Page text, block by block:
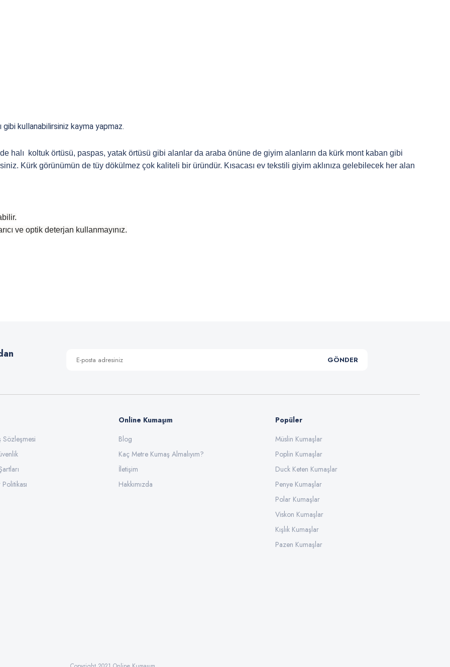
kullanabilirsiniz kayma yapmaz.
halı koltuk örtüsü, paspas, yatak örtüsü gibi alanlar da araba önüne de giyim alanların da kürk mont kaban gibi
Kürk görünümün de tüy dökülmez çok kaliteli bir üründür. Kısacası ev tekstili giyim aklınıza gelebilecek her alan
ve optik deterjan kullanmayınız.
Gönder
GÖNDER
Sözleşmesi
Online Kumaşım
Blog
Kaç Metre Kumaş Almalıyım?
İletişim
Hakkımızda
Popüler
Müslin Kumaşlar
Poplin Kumaşlar
Duck Keten Kumaşlar
Penye Kumaşlar
Polar Kumaşlar
Viskon Kumaşlar
Kışlık Kumaşlar
Pazen Kumaşlar